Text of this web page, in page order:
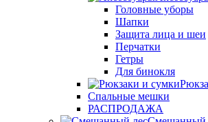
Головные уборы
Шапки
Защита лица и шеи
Перчатки
Гетры
Для бинокля
Спальные мешки
РАСПРОДАЖА